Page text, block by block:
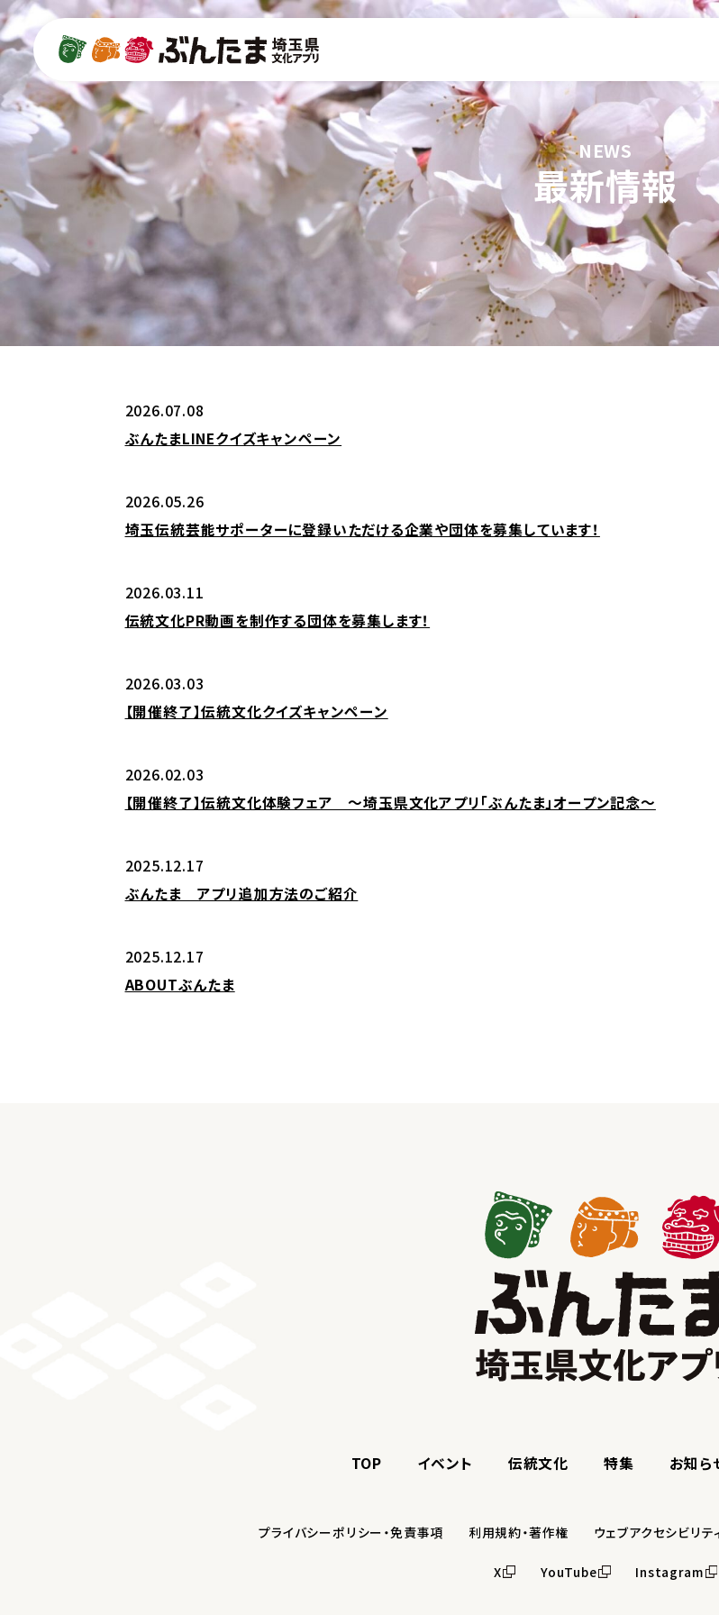
NEWS
最新情報
2026.07.08
ぶんたまLINEクイズキャンペーン
2026.05.26
埼玉伝統芸能サポーターに登録いただける企業や団体を募集しています！
2026.03.11
伝統文化PR動画を制作する団体を募集します！
2026.03.03
【開催終了】伝統文化クイズキャンペーン
2026.02.03
【開催終了】伝統文化体験フェア ～埼玉県文化アプリ「ぶんたま」オープン記念～
2025.12.17
ぶんたま アプリ追加方法のご紹介
2025.12.17
ABOUTぶんたま
TOP イベント 伝統文化 特集 お知ら
プライバシーポリシー・免責事項 利用規約・著作権 ウェブアクセシビリテ
X YouTube Instagram